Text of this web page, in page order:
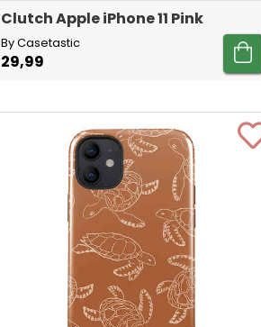
Clutch Apple iPhone 11 Pink
By Casetastic
29,99